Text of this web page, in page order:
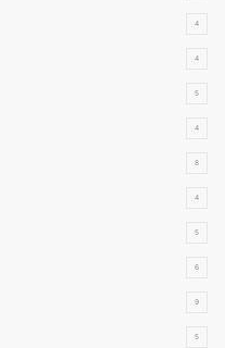
4
4
5
4
8
4
5
6
9
5